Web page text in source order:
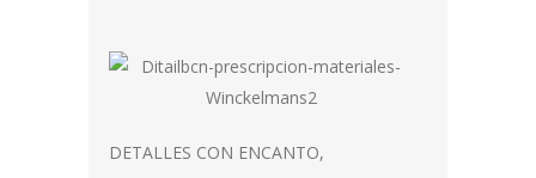
DETALLES CON ENCANTO,